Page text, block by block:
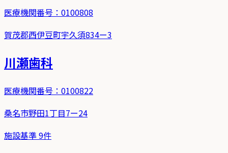
医療機関番号： 0100808
賀茂郡西伊豆町宇久須834ー3
川瀬歯科
医療機関番号： 0100822
桑名市野田1丁目7ー24
施設基準9件